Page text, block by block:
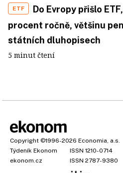
ETF
Do Evropy přišlo
procent ročně, většinu
státních dluhopisech
5 minut čtení
Copyright ©1996-2026 Economia, a.s.
Týdeník Ekonom
ISSN 1210-0714
ekonom.cz
ISSN 2787-9380